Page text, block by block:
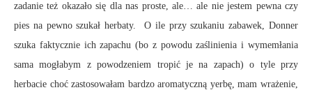
zadanie też okazało się dla nas proste, ale… ale nie jestem pewna czy
pies na pewno szukał herbaty. O ile przy szukaniu zabawek, Donner
szuka faktycznie ich zapachu (bo z powodu zaślinienia i wymemłania
sama mogłabym z powodzeniem tropić je na zapach) o tyle przy
herbacie choć zastosowałam bardzo aromatyczną yerbę, mam wrażenie,